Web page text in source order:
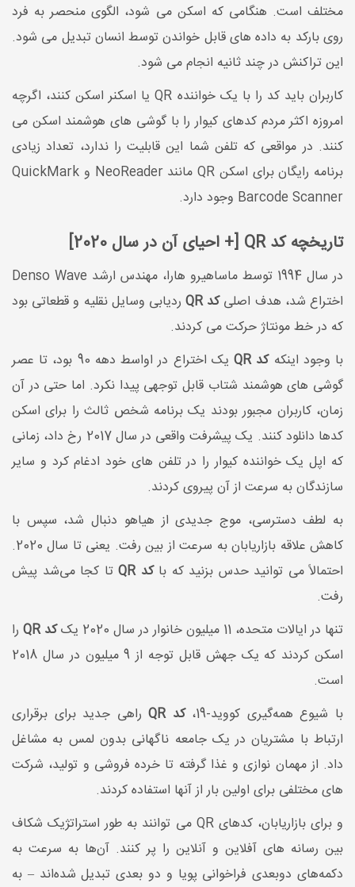
مختلف است. هنگامی که اسکن می شود، الگوی منحصر به فرد
روی بارکد به داده های قابل خواندن توسط انسان تبدیل می شود.
این تراکنش در چند ثانیه انجام می شود.
کاربران باید کد را با یک خواننده QR یا اسکنر اسکن کنند، اگرچه
امروزه اکثر مردم کدهای کیوار را با گوشی های هوشمند اسکن می
کنند. در مواقعی که تلفن شما این قابلیت را ندارد، تعداد زیادی
برنامه رایگان برای اسکن QR مانند NeoReader و QuickMark
Barcode Scanner وجود دارد.
تاریخچه کد QR [+ احیای آن در سال 2020]
در سال 1994 توسط ماساهیرو هارا، مهندس ارشد Denso Wave
اختراع شد، هدف اصلیکد QR
ردیابی وسایل نقلیه و قطعاتی بود
که در خط مونتاژ حرکت می کردند.
با وجود اینکهکد QR
یک اختراع در اواسط دهه 90 بود، تا عصر
گوشی های هوشمند شتاب قابل توجهی پیدا نکرد. اما حتی در آن
زمان، کاربران مجبور بودند یک برنامه شخص ثالث را برای اسکن
کدها دانلود کنند. یک پیشرفت واقعی در سال 2017 رخ داد، زمانی
که اپل یک خواننده کیوار را در تلفن های خود ادغام کرد و سایر
سازندگان به سرعت از آن پیروی کردند.
به لطف دسترسی، موج جدیدی از هیاهو دنبال شد، سپس با
کاهش علاقه بازاریابان به سرعت از بین رفت. یعنی تا سال 2020.
احتمالاً می توانید حدس بزنید که باکد QR
تا کجا می‌شد پیش
رفت.
تنها در ایالات متحده، 11 میلیون خانوار در سال 2020 یک
کد QR
را
اسکن کردند که یک جهش قابل توجه از 9 میلیون در سال 2018
است.
با شیوع همه‌گیری کووید-19،
کد QR
راهی جدید برای برقراری
ارتباط با مشتریان در یک جامعه ناگهانی بدون لمس به مشاغل
داد. از مهمان نوازی و غذا گرفته تا خرده فروشی و تولید، شرکت
های مختلفی برای اولین بار از آنها استفاده کردند.
و برای بازاریابان، کدهای QR می توانند به طور استراتژیک شکاف
بین رسانه های آفلاین و آنلاین را پر کنند. آن‌ها به سرعت به
دکمه‌های دوبعدی فراخوانی پویا و دو بعدی تبدیل شده‌اند – به